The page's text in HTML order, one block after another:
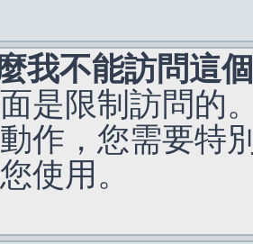
我不能訪問這
是限制訪問的
作，您需要特
使用。